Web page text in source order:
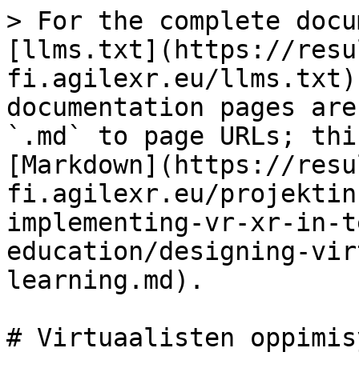
> For the complete
[llms.txt](https://
fi.agilexr.eu/llms.txt).
documentation pages
`.md` to page URLs;
[Markdown](https://
fi.agilexr.eu/
implementing-vr-xr-in-
education/designing-
learning.md).
# Virtuaalisten